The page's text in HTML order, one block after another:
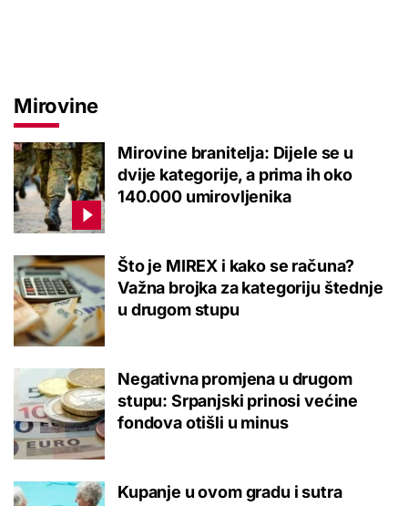
Mirovine
Mirovine branitelja: Dijele se u
dvije kategorije, a prima ih oko
140.000 umirovljenika
Što je MIREX i kako se računa?
Važna brojka za kategoriju štednje
u drugom stupu
Negativna promjena u drugom
stupu: Srpanjski prinosi većine
fondova otišli u minus
Kupanje u ovom gradu i sutra